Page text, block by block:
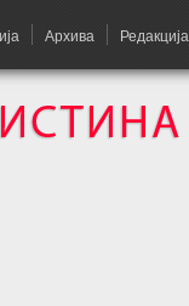
Архива Редакција